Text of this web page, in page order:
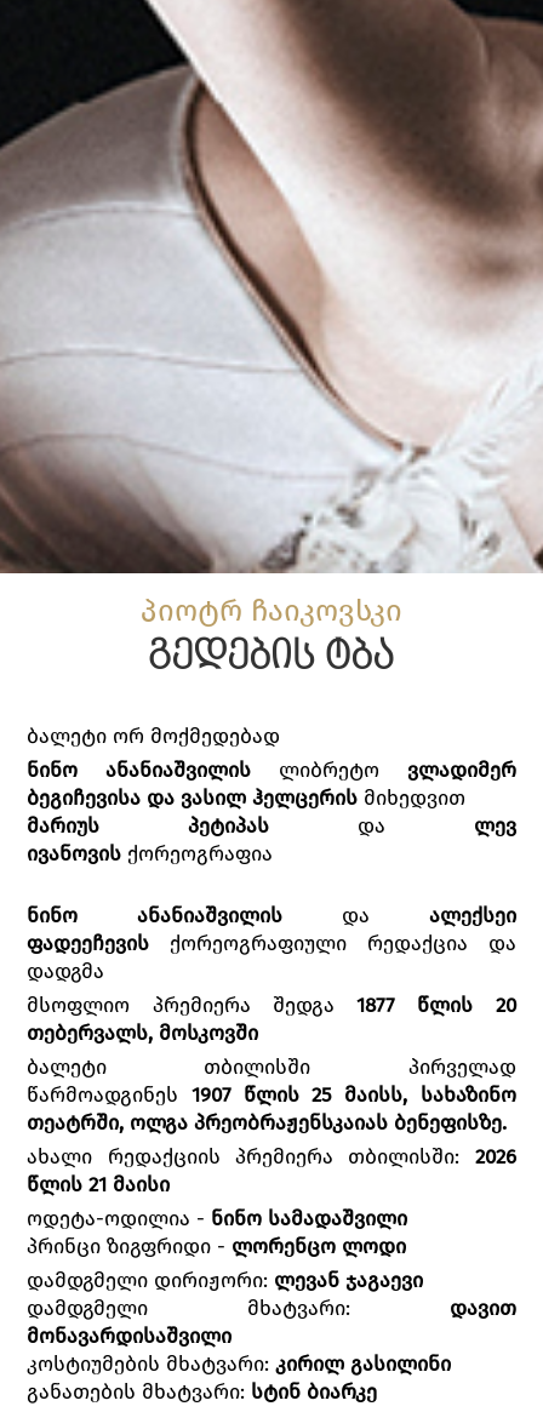
პიოტრ ჩაიკოვსკი
გედების ტბა
ბალეტი ორ მოქმედებად
ნინო ანანიაშვილის ლიბრეტო ვლადიმერ
ბეგიჩევისა და ვასილ ჰელცერის მიხედვით
მარიუს პეტიპას და ლევ
ივანოვის ქორეოგრაფია
ნინო ანანიაშვილის და ალექსეი
ფადეეჩევის ქორეოგრაფიული რედაქცია და
დადგმა
მსოფლიო პრემიერა შედგა1877 წლის 20
თებერვალს, მოსკოვში
ბალეტი თბილისში პირველად
წარმოადგინეს 1907 წლის 25 მაისს, სახაზინო
თეატრში, ოლგა პრეობრაჟენსკაიას ბენეფისზე.
ახალი რედაქციის პრემიერა თბილისში: 2026
წლის 21 მაისი
ოდეტა-ოდილია - ნინო სამადაშვილი
პრინცი ზიგფრიდი - ლორენცო ლოდი
დამდგმელი დირიჟორი: ლევან ჯაგაევი
დამდგმელი მხატვარი: დავით
მონავარდისაშვილი
კოსტიუმების მხატვარი:კირილ გასილინი
განათების მხატვარი: სტინ ბიარკე